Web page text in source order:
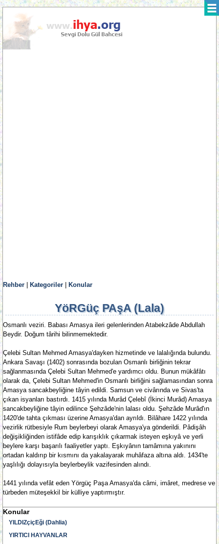
Rehber Kategoriler Konular
YöRGüç PAşA (Lala)
Osmanlı veziri. Babası Amasya ileri gelenlerinden Atabekzâde Abdullah
Beydir. Doğum târihi bilinmemektedir.
Çelebi Sultan Mehmed Amasya'dayken hizmetinde ve lalalığında bulundu.
Ankara Savaşı (1402) sonrasında bozulan Osmanlı birliğinin tekrar
sağlanmasında Çelebi Sultan Mehmed'e yardımcı oldu. Bunun mükâfâtı
olarak da, Çelebi Sultan Mehmed'in Osmanlı birliğini sağlamasından sonra
Amasya sancakbeyliğine tâyin edildi. Samsun ve civârında ve Sivas'ta
çıkan isyanları bastırdı. 1415 yılında Murâd Çelebî (İkinci Murâd) Amasya
sancakbeyliğine tâyin edilince Şehzâde'nin lalası oldu. Şehzâde Murâd'ın
1420'de tahta çıkması üzerine Amasya'dan ayrıldı. Bilâhare 1422 yılında
vezirlik rütbesiyle Rum beylerbeyi olarak Amasya'ya gönderildi. Pâdişâh
değişikliğinden istifâde edip karışıklık çıkarmak isteyen eşkıyâ ve yerli
beylere karşı başarılı faaliyetler yaptı. Eşkıyânın tamâmına yakınını
ortadan kaldırıp bir kısmını da yakalayarak muhâfaza altına aldı. 1434'te
yaşlılığı dolayısıyla beylerbeylik vazifesinden alındı.
1441 yılında vefât eden Yörgüç Paşa Amasya'da câmi, imâret, medrese ve
türbeden müteşekkil bir külliye yaptırmıştır.
Konular
YILDIZçiçEği (Dahlia)
YIRTICI HAYVANLAR